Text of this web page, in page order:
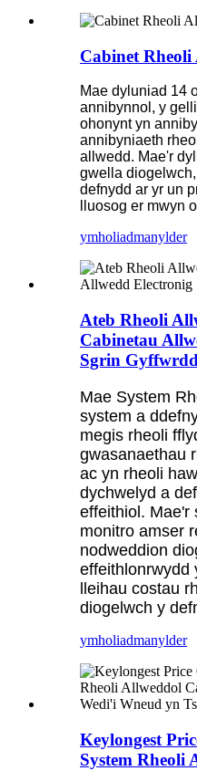
Cabinet
Mae dyluniad 14
annibynnol, y
ohonynt yn
annibyniaeth
allwedd. Mae'r
gwella
defnydd ar yr un
lluosog er mwyn
ymholiadmanylder
Ateb Rheoli
Cabinetau
Sgrin Gyffwrdd
Mae System
system a
megis rheoli
gwasanaethau
ac yn rheoli
dychwelyd a
effeithiol. Mae'r
monitro amser
nodweddion
effeithlonrwydd
lleihau costau
diogelwch y
ymholiadmanylder
Keylongest
System Rheoli